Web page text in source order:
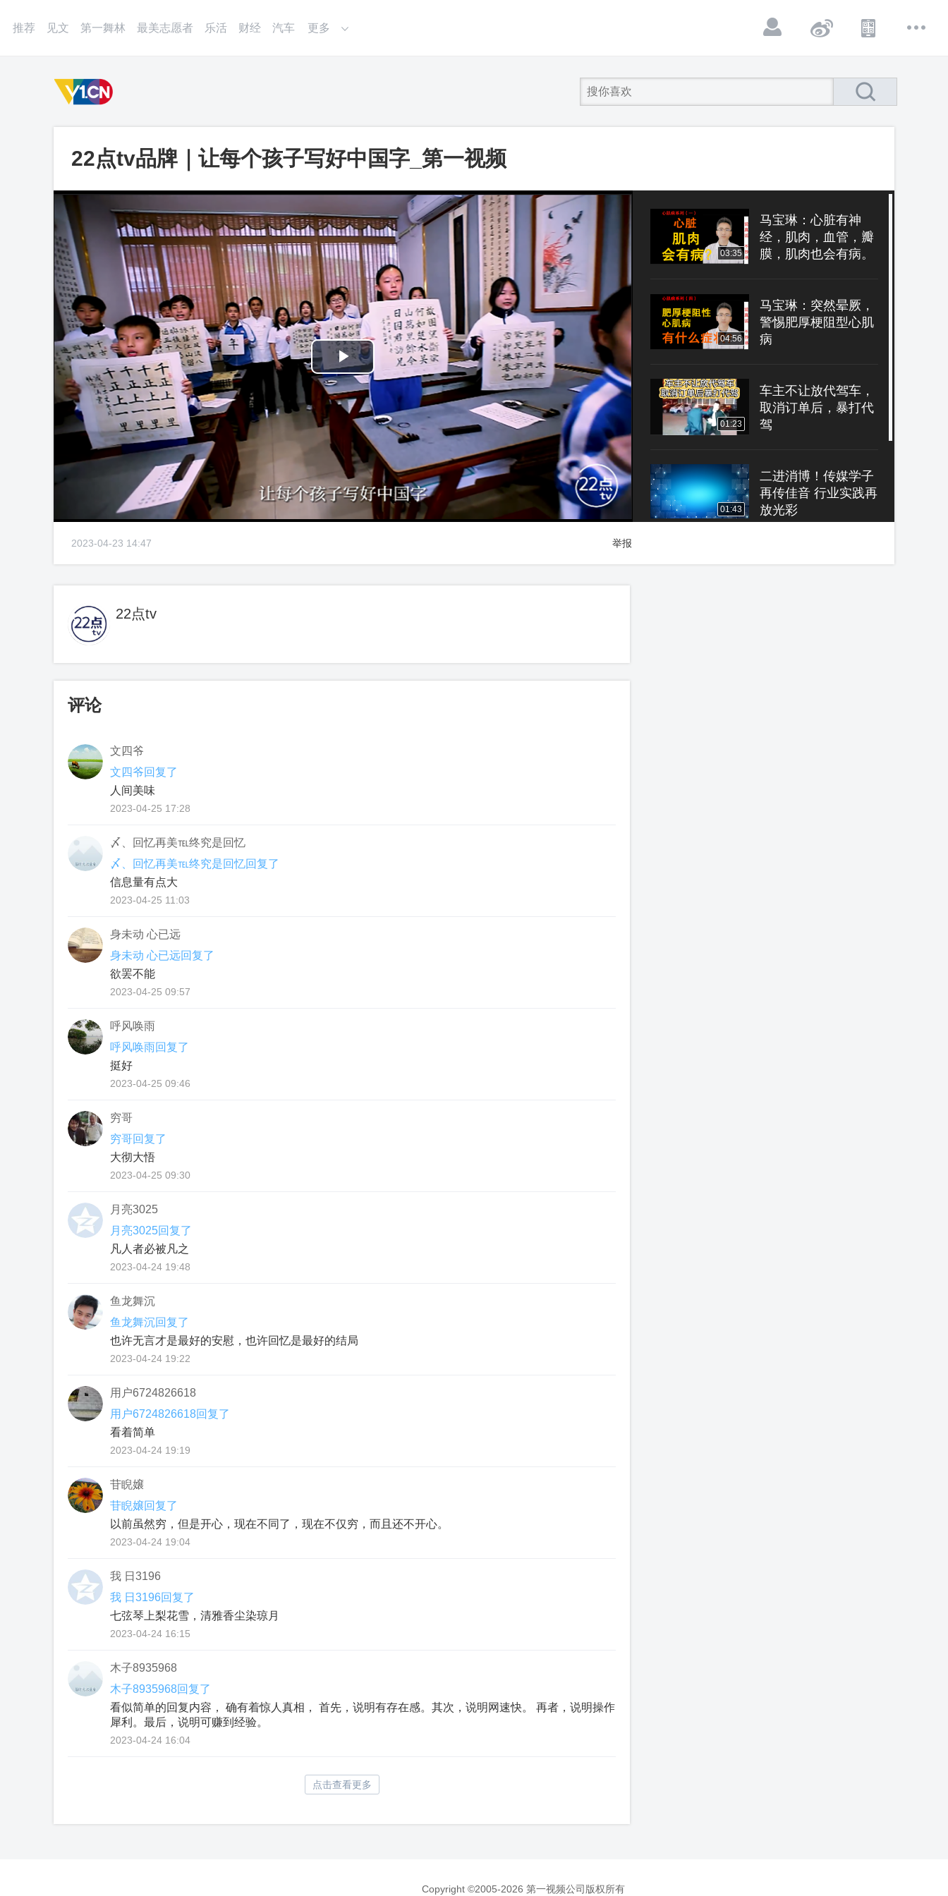
推荐 见文 第一舞林 最美志愿者 乐活 财经 汽车 更多
22点tv品牌｜让每个孩子写好中国字_第一视频
Play
Video
03:35
马宝琳：心脏有神
经，肌肉，血管，瓣
膜，肌肉也会有病。
04:56
马宝琳：突然晕厥，
警惕肥厚梗阻型心肌
病
01:23
车主不让放代驾车，
取消订单后，暴打代
驾
01:43
二进消博！传媒学子
再传佳音 行业实践再
放光彩
河南安阳：助力创建
2023-04-23 14:47 举报
22点tv
评论
文四爷
文四爷回复了
人间美味
2023-04-25 17:28
〆、回忆再美℡终究是回忆
〆、回忆再美℡终究是回忆回复了
信息量有点大
2023-04-25 11:03
身未动 心已远
身未动 心已远回复了
欲罢不能
2023-04-25 09:57
呼风唤雨
呼风唤雨回复了
挺好
2023-04-25 09:46
穷哥
穷哥回复了
大彻大悟
2023-04-25 09:30
月亮3025
月亮3025回复了
凡人者必被凡之
2023-04-24 19:48
鱼龙舞沉
鱼龙舞沉回复了
也许⽆⾔才是最好的安慰，也许回忆是最好的结局
2023-04-24 19:22
用户6724826618
用户6724826618回复了
看着简单
2023-04-24 19:19
苷睨嬢
苷睨嬢回复了
以前虽然穷，但是开心，现在不同了，现在不仅穷，而且还不开心。
2023-04-24 19:04
我 日3196
我 日3196回复了
七弦琴上梨花雪，清雅香尘染琼月
2023-04-24 16:15
木子8935968
木子8935968回复了
看似简单的回复内容， 确有着惊人真相， 首先，说明有存在感。其次，说明网速快。 再者，说明操作
犀利。最后，说明可赚到经验。
2023-04-24 16:04
点击查看更多
Copyright ©2005-2026 第一视频公司版权所有